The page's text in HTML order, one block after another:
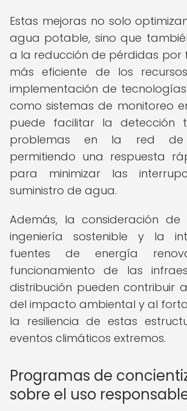
Estas mejoras no solo
agua potable, sino que
a la reducción de pérdidas por
más eficiente de los
implementación de
como sistemas de monitoreo
puede facilitar la detección
problemas en la red de
permitiendo una respuesta
para minimizar las
suministro de agua.
Además, la consideración
ingeniería sostenible y la
fuentes de energía
funcionamiento de las
distribución pueden contribuir
del impacto ambiental y al
la resiliencia de estas
eventos climáticos extremos.
Programas de
sobre el uso